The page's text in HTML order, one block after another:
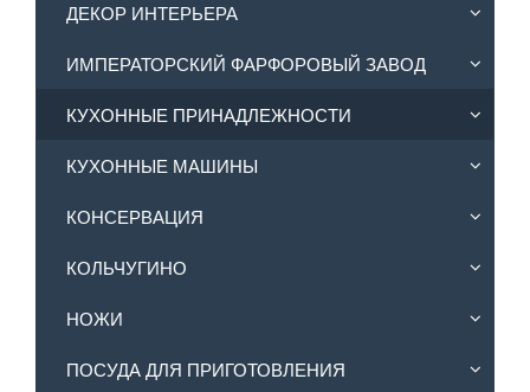
ДЕКОР ИНТЕРЬЕРА
ИМПЕРАТОРСКИЙ ФАРФОРОВЫЙ ЗАВОД
КУХОННЫЕ ПРИНАДЛЕЖНОСТИ
КУХОННЫЕ МАШИНЫ
КОНСЕРВАЦИЯ
КОЛЬЧУГИНО
НОЖИ
ПОСУДА ДЛЯ ПРИГОТОВЛЕНИЯ